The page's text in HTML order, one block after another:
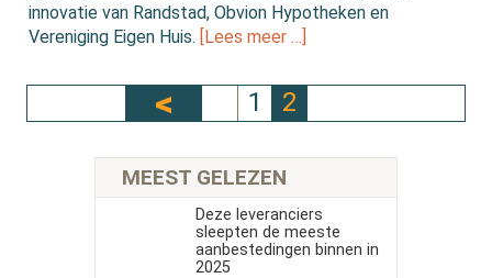
innovatie van Randstad, Obvion Hypotheken en
Vereniging Eigen Huis. [Lees meer …]
1 2
MEEST GELEZEN
Deze leveranciers
sleepten de meeste
aanbestedingen binnen in
2025